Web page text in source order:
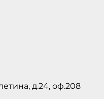
д.24, оф.208